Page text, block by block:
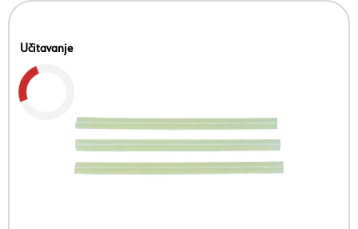
Učitavanje